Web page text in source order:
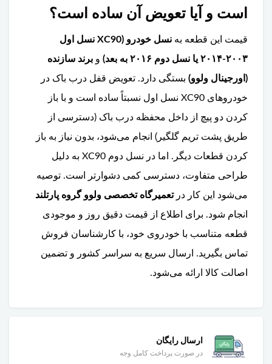
است و آیا تعویض آن ساده است؟
قیمت این قطعه به
نسل خودرو (XC90 نسل اول
۲۰۰۳-۲۰۱۴ یا نسل دوم ۲۰۱۶ به بعد)
و برند سازنده
(اورجینال ولوو) بستگی دارد. تعویض قفل درب باک در
خودروهای XC90 نسل اول نسبتاً ساده است و با باز
کردن دو پیچ از داخل محفظه درب باک (دسترسی از
طریق پشت تریم گلگیر) انجام می‌شود، بدون نیاز به باز
کردن قطعات دیگر. اما در نسل دوم XC90 به دلیل
طراحی متفاوت، دسترسی کمی دشوارتر است. توصیه
می‌شود این کار درتعمیرگاه تخصصی ولوو گروه پارتلند
انجام شود. برای اطلاع از قیمت دقیق روز و موجودی
قطعه متناسب با خودروی خود، با کارشناسان فروش
تماس بگیرید. ارسال سریع به سراسر کشور و تضمین
اصالت کالا ارائه می‌شود.
ارسال رایگان
در صورت پرداخت کامل وجه